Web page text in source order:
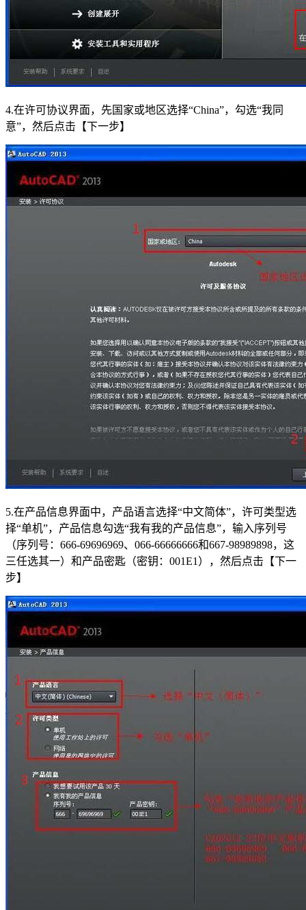
4.在许可协议界面，先国家或地区选择“China”，勾选“我同
意”，然后点击【下一步】
5.在产品信息界面中，产品语言选择“中文简体”，许可类型选
择“单机”，产品信息勾选“我有我的产品信息”，输入序列号
（序列号：666-69696969、066-66666666和667-98989898，这
三任选其一）和产品密匙（密钥：001E1），然后点击【下一
步】